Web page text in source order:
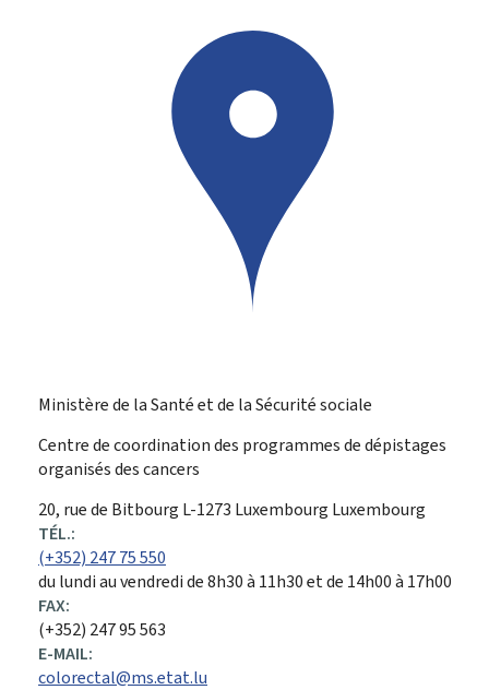
Ministère de la Santé et de la Sécurité sociale
Centre de coordination des programmes de dépistages
organisés des cancers
ADRESSE
:
20, rue de Bitbourg L-1273 Luxembourg Luxembourg
TÉL.:
(+352) 247 75 550
du lundi au vendredi de 8h30 à 11h30 et de 14h00 à 17h00
FAX:
(+352) 247 95 563
E-MAIL:
colorectal@ms.etat.lu